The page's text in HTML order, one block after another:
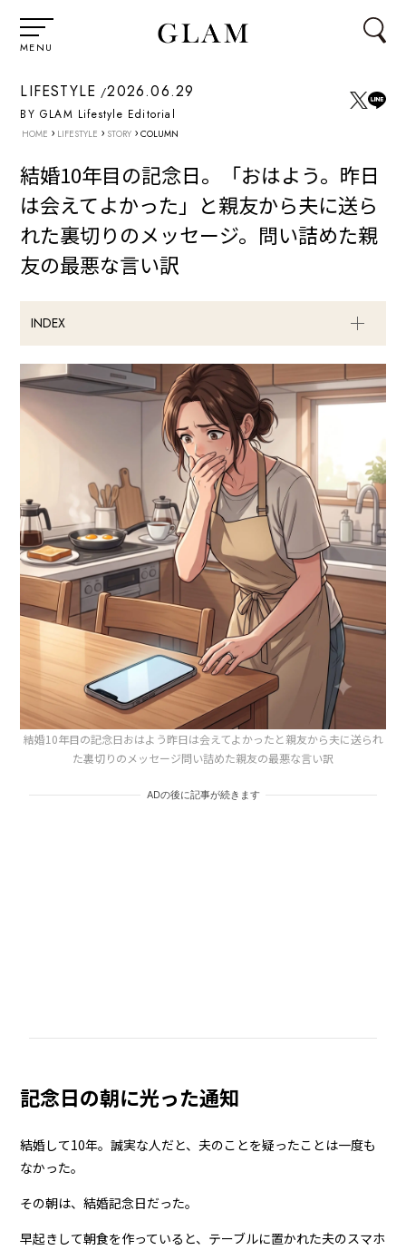
MENU
LIFESTYLE 2026.06.29
BY GLAM Lifestyle Editorial
HOME › LIFESTYLE › STORY › COLUMN
結婚10年目の記念日。「おはよう。昨日
は会えてよかった」と親友から夫に送ら
れた裏切りのメッセージ。問い詰めた親
友の最悪な言い訳
INDEX
結婚10年目の記念日おはよう昨日は会えてよかったと親友から夫に送られ
た裏切りのメッセージ問い詰めた親友の最悪な言い訳
ADの後に記事が続きます
記念日の朝に光った通知
結婚して10年。誠実な人だと、夫のことを疑ったことは一度も
なかった。
その朝は、結婚記念日だった。
早起きして朝食を作っていると、テーブルに置かれた夫のスマホ